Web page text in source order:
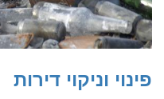
פינוי וניקוי דירות